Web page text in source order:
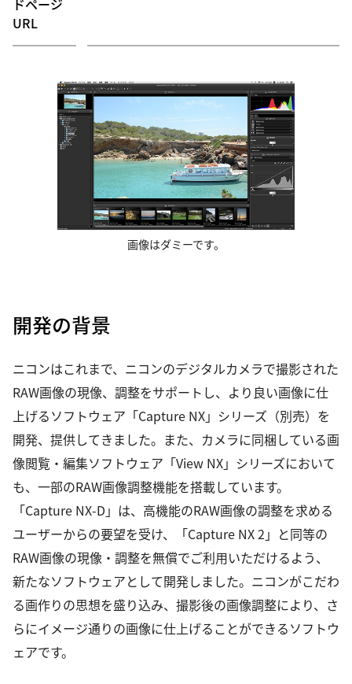
URL
画像はダミーです。
開発の背景
ニコンはこれまで、ニコンのデジタルカメラで撮影された
RAW画像の現像、調整をサポートし、より良い画像に仕
上げるソフトウェア「Capture NX」シリーズ（別売）を
開発、提供してきました。また、カメラに同梱している画
像閲覧・編集ソフトウェア「View NX」シリーズにおいて
も、一部のRAW画像調整機能を搭載しています。
「Capture NX-D」は、高機能のRAW画像の調整を求める
ユーザーからの要望を受け、「Capture NX 2」と同等の
RAW画像の現像・調整を無償でご利用いただけるよう、
新たなソフトウェアとして開発しました。ニコンがこだわ
る画作りの思想を盛り込み、撮影後の画像調整により、さ
らにイメージ通りの画像に仕上げることができるソフトウ
ェアです。